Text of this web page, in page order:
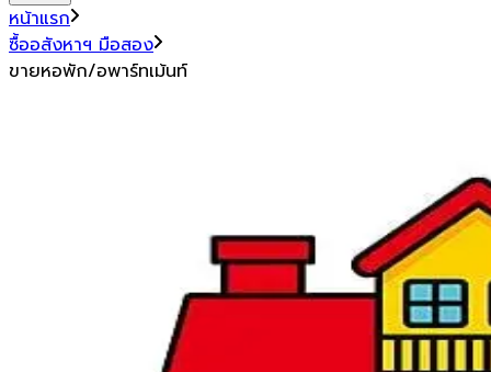
หน้าแรก
ซื้ออสังหาฯ มือสอง
ขายหอพัก/อพาร์ทเม้นท์